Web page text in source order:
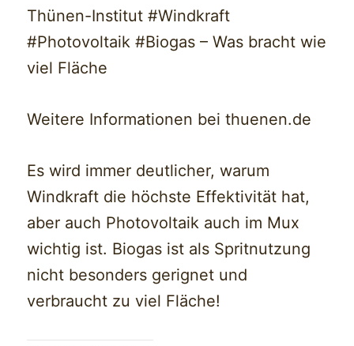
Thünen-Institut #Windkraft
#Photovoltaik #Biogas – Was bracht wie
viel Fläche
Weitere Informationen bei thuenen.de
Es wird immer deutlicher, warum
Windkraft die höchste Effektivität hat,
aber auch Photovoltaik auch im Mux
wichtig ist. Biogas ist als Spritnutzung
nicht besonders gerignet und
verbraucht zu viel Fläche!